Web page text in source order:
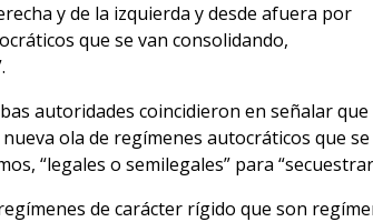
y de la izquierda y desde afuera por
que se van consolidando,
autoridades coincidieron en señalar que
ola de regímenes autocráticos que
“legales o semilegales” para
de carácter rígido que son